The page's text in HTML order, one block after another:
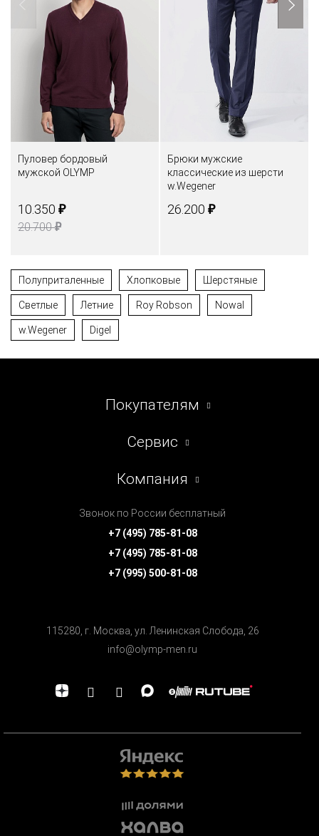
Пуловер бордовый
мужской OLYMP
10.350 ₽
20.700₽
Брюки мужские
классические из шерсти
w.Wegener
26.200 ₽
Полуприталенные Хлопковые Шерстяные
Светлые Летние Roy Robson Nowal
w.Wegener Digel
Покупателям
Сервис
Компания
Звонок по России бесплатный
+7 (495) 785-81-08
+7 (495) 785-81-08
+7 (995) 500-81-08
115280, г. Москва, ул. Ленинская Cлобода, 26
info@olymp-men.ru